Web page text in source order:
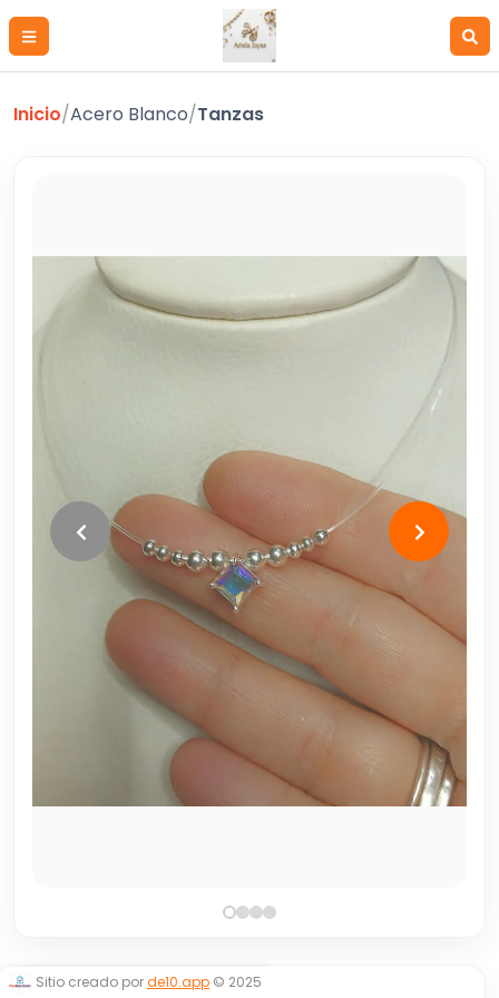
Inicio/Acero Blanco/Tanzas
Sitio creado porde10.app © 2025